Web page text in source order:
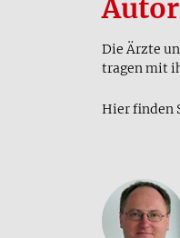
Die Ärzte
tragen mit
Hier finden